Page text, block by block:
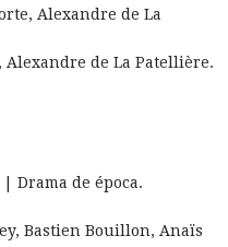
Alexandre de La
de La Patellière.
Drama de época.
Bastien Bouillon, Anaïs